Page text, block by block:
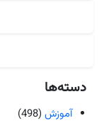
دسته‌ها
آموزش (498)